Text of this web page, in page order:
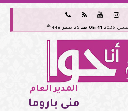




05:41 صـ 25 صفر 1448 هـ
المدير العام
منى باروما